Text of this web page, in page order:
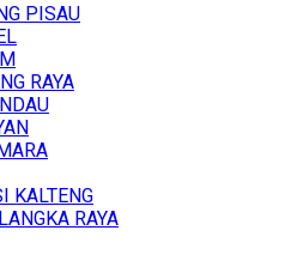
PISAU
RAYA
KALTENG
RAYA